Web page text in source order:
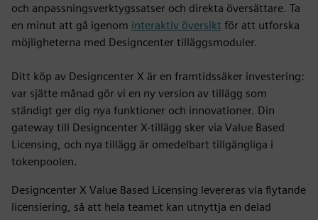
och anpassningsverktygssatser och direkta översättare. Ta
en minut att gå igenom interaktiv översikt för att utforska
möjligheterna med Designcenter tilläggsmoduler.
Ditt köp av Designcenter X är en framtidssäker investering:
var sjätte månad gör vi en ny version av tillägg som
ständigt ger dig nya funktioner och innovationer. Din
gateway till Designcenter X-tillägg sker via Value Based
Licensing, och nya tillägg är omedelbart tillgängliga i
tokenpoolen.
Designcenter X Value Based Licensing levereras via flytande
licensiering, så att hela teamet kan utnyttja en delad